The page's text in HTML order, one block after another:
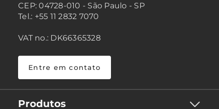
CEP: 04728-010 - São Paulo - SP
Tel.: +55 11 2832 7070
VAT no.: DK66365328
Entre em contato
Produtos